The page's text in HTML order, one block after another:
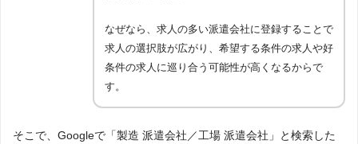
なぜなら、求人の多い派遣会社に登録することで
求人の選択肢が広がり、希望する条件の求人や好
条件の求人に巡り合う可能性が高くなるからで
す。
そこで、Googleで「製造 派遣会社／工場 派遣会社」と検索した